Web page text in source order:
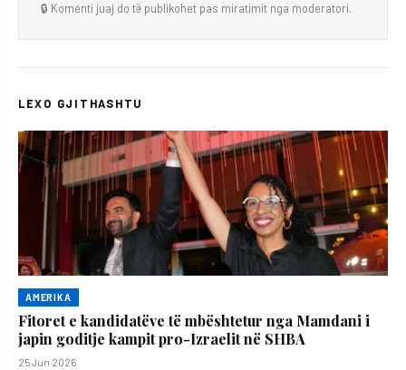
🔒 Komenti juaj do të publikohet pas miratimit nga moderatori.
LEXO GJITHASHTU
AMERIKA
Fitoret e kandidatëve të mbështetur nga Mamdani i
japin goditje kampit pro-Izraelit në SHBA
25 Jun 2026